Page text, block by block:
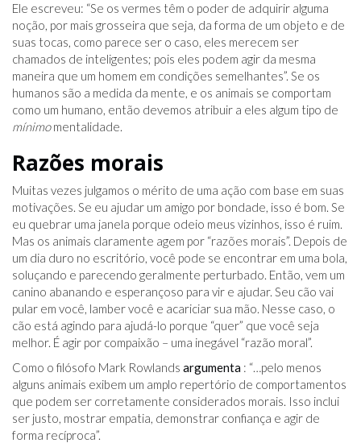
Ele escreveu: “Se os vermes têm o poder de adquirir alguma
noção, por mais grosseira que seja, da forma de um objeto e de
suas tocas, como parece ser o caso, eles merecem ser
chamados de inteligentes; pois eles podem agir da mesma
maneira que um homem em condições semelhantes”. Se os
humanos são a medida da mente, e os animais se comportam
como um humano, então devemos atribuir a eles algum tipo de
mínimomentalidade.
Razões morais
Muitas vezes julgamos o mérito de uma ação com base em suas
motivações. Se eu ajudar um amigo por bondade, isso é bom. Se
eu quebrar uma janela porque odeio meus vizinhos, isso é ruim.
Mas os animais claramente agem por “razões morais”. Depois de
um dia duro no escritório, você pode se encontrar em uma bola,
soluçando e parecendo geralmente perturbado. Então, vem um
canino abanando e esperançoso para vir e ajudar. Seu cão vai
pular em você, lamber você e acariciar sua mão. Nesse caso, o
cão está agindo para ajudá-lo porque “quer” que você seja
melhor. É agir por compaixão – uma inegável “razão moral”.
Como o filósofo Mark Rowlands argumenta : “…pelo menos
alguns animais exibem um amplo repertório de comportamentos
que podem ser corretamente considerados morais. Isso inclui
ser justo, mostrar empatia, demonstrar confiança e agir de
forma recíproca”.